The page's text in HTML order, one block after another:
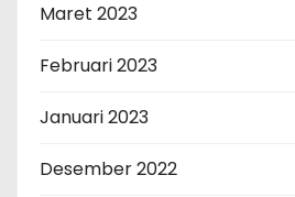
Maret 2023
Februari 2023
Januari 2023
Desember 2022